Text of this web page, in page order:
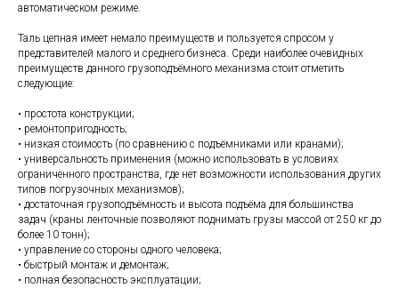
автоматическом режиме.
Таль цепная имеет немало преимуществ и пользуется спросом у
представителей малого и среднего бизнеса. Среди наиболее очевидных
преимуществ данного грузоподъёмного механизма стоит отметить
следующие:
• простота конструкции;
• ремонтопригодность;
• низкая стоимость (по сравнению с подъёмниками или кранами);
• универсальность применения (можно использовать в условиях
ограниченного пространства, где нет возможности использования других
типов погрузочных механизмов);
• достаточная грузоподъёмность и высота подъёма для большинства
задач (краны ленточные позволяют поднимать грузы массой от 250 кг до
более 10 тонн);
• управление со стороны одного человека;
• быстрый монтаж и демонтаж;
• полная безопасность эксплуатации;